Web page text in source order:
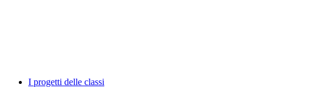
I progetti delle classi